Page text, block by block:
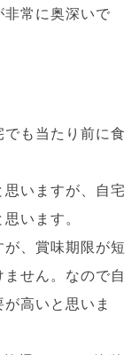
非常に奥深いで
も当たり前に食
いますが、自宅
います。
、賞味期限が短
せん。なので自
高いと思いま